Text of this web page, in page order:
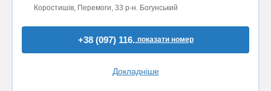
Коростишів, Перемоги, 33 р-н. Богунський
+38 (097) 116..показати номер
Докладніше